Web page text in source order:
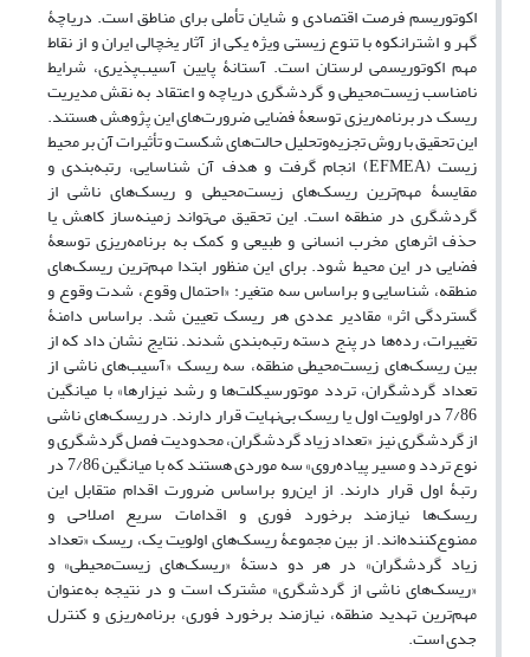
اکوتوریسم فرصت اقتصادی و شایان تأملی برای مناطق است. دریاچۀ
گهر و اشترانکوه با تنوع زیستی ویژه یکی از آثار یخچالی ایران و از نقاط
مهم اکوتوریسمی لرستان است. آستانۀ پایین آسیب‌پذیری، شرایط
نامناسب زیست‌محیطی و گردشگری دریاچه و اعتقاد به نقش مدیریت
ریسک در برنامه‌ریزی توسعۀ فضایی ضرورت‌های این پژوهش هستند.
این تحقیق با روش تجزیه‌وتحلیل حالت‌های شکست و تأثیرات آن بر محیط‌
زیست (EFMEA) انجام گرفت و هدف آن شناسایی، رتبه‌بندی و
مقایسۀ مهم‌ترین ریسک‌های زیست‌محیطی و ریسک‌های ناشی از
گردشگری در منطقه است. این تحقیق می‌تواند زمینه‌ساز کاهش یا
حذف اثرهای مخرب انسانی و طبیعی و کمک به برنامه‌ریزی توسعۀ
فضایی در این محیط شود. برای این منظور ابتدا مهم‌ترین ریسک‌های
منطقه، شناسایی و براساس سه متغیر: «احتمال وقوع، شدت وقوع و
گستردگی اثر» مقادیر عددی هر ریسک تعیین شد. براساس دامنۀ
تغییرات، رده‌ها در پنج دسته رتبه‌بندی شدند. نتایج نشان داد که از
بین ریسک‌های زیست‌محیطی منطقه، سه ریسک «آسیب‌های ناشی از
تعداد گردشگران، تردد موتورسیکلت‌ها و رشد نیزارها» با میانگین
7/86 در اولویت اول یا ریسک بی‌نهایت قرار دارند. در ریسک‌های ناشی
از گردشگری نیز «تعداد زیاد گردشگران، محدودیت فصل گردشگری و
نوع تردد و مسیر پیاده‌روی» سه موردی هستند که با میانگین 7/86 در
رتبۀ اول قرار دارند. از این‌رو براساس ضرورت اقدام متقابل این
ریسک‌ها نیازمند برخورد فوری و اقدامات سریع اصلاحی و
ممنوع‌کننده‌اند. از بین مجموعۀ ریسک‌های اولویت یک، ریسک «تعداد
زیاد گردشگران» در هر دو دستۀ «ریسک‌های زیست‌محیطی» و
«ریسک‌های ناشی از گردشگری» مشترک است و در نتیجه به‌عنوان
مهم‌ترین تهدید منطقه، نیازمند برخورد فوری، برنامه‌ریزی و کنترل
جدی است.